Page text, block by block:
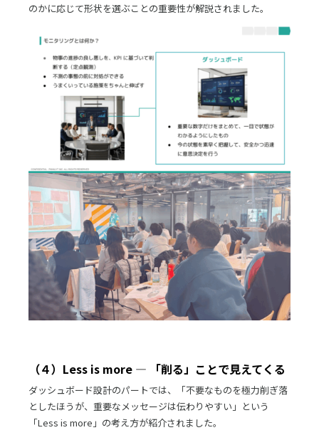
のかに応じて形状を選ぶことの重要性が解説されました。
（４）Less is more ― 「削る」ことで見えてくる
ダッシュボード設計のパートでは、「不要なものを極力削ぎ落
としたほうが、重要なメッセージは伝わりやすい」という
「Less is more」の考え方が紹介されました。